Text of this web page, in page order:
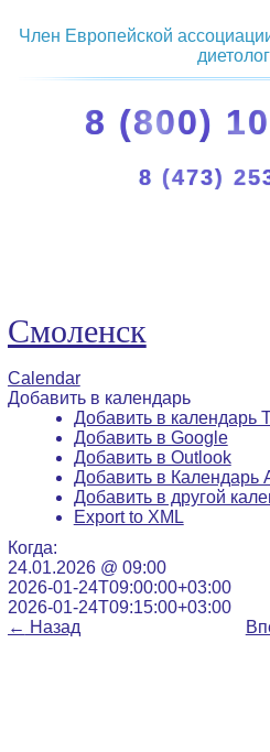
Член Европейской
8 (800)
8 (473)
Смоленск
Calendar
Добавить в календарь
Добавить в календарь
Добавить в Google
Добавить в Outlook
Добавить в Календарь
Добавить в другой
Export to XML
Когда:
24.01.2026 @ 09:00
2026-01-24T09:00:00+03:00
2026-01-24T09:15:00+03:00
← Назад